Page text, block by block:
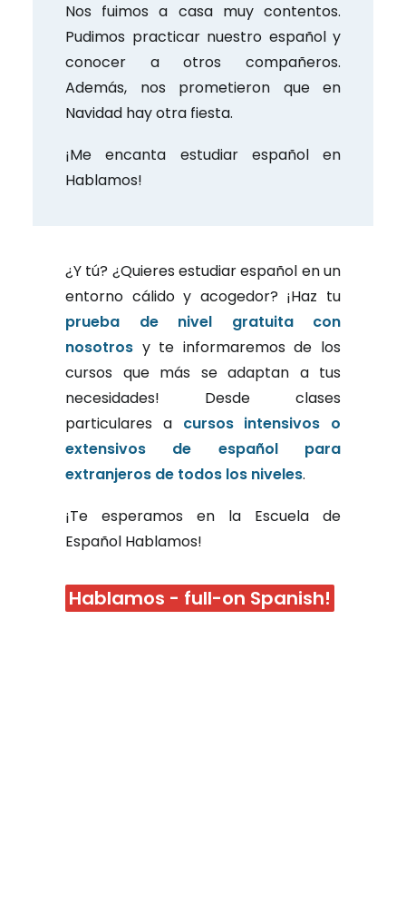
Nos fuimos a casa muy contentos.
Pudimos practicar nuestro español y
conocer a otros compañeros.
Además, nos prometieron que en
Navidad hay otra fiesta.
¡Me encanta estudiar español en
Hablamos!
¿Y tú? ¿Quieres estudiar español en un
entorno cálido y acogedor? ¡Haz tu
prueba de nivel gratuita con
nosotros y te informaremos de los
cursos que más se adaptan a tus
necesidades! Desde clases
particulares a cursos intensivos o
extensivos de español para
extranjeros de todos los niveles.
¡Te esperamos en la Escuela de
Español Hablamos!
Hablamos - full-on Spanish!